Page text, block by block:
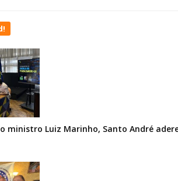
ministro Luiz Marinho, Santo André